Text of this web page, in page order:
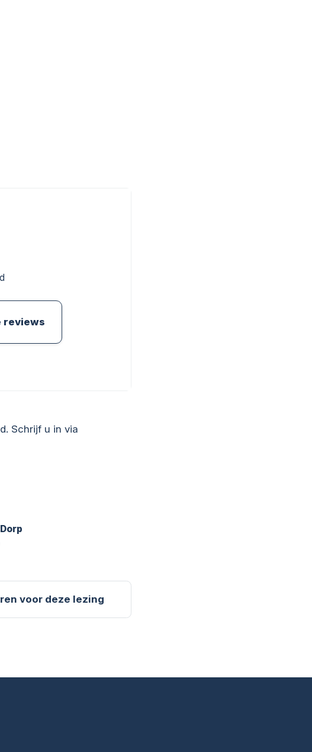
reviews
Schrijf u in via
voor deze lezing